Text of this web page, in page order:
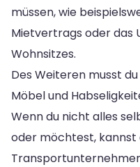
müssen, wie
Mietvertrags oder das
Wohnsitzes.
Des Weiteren musst
Möbel und
Wenn du nicht alles
oder möchtest, kannst